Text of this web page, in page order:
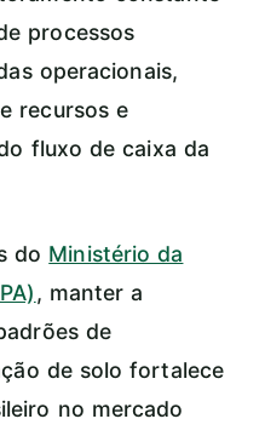
processos
operacionais,
recursos e
fluxo de caixa da
do Ministério da
, manter a
de
de solo fortalece
no mercado